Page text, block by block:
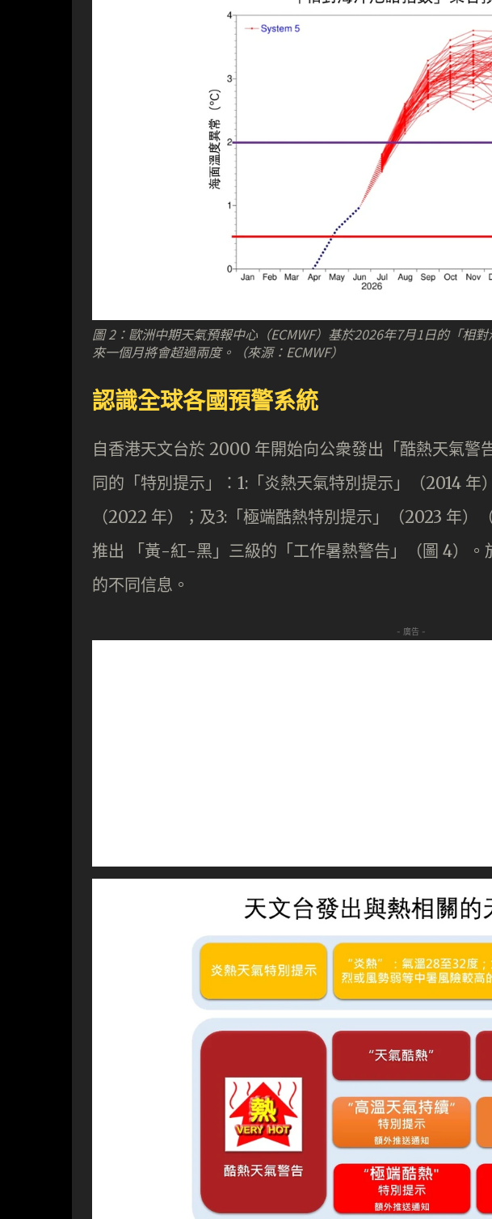
圖 2：歐洲中期天氣預報中心（ECMWF）基於2026年7月1日的「相
來一個月將會超過兩度。（來源：ECMWF）
認識全球各國預警系統
自香港天文台於 2000 年開始向公衆發出「酷熱天氣警
同的「特別提示」：1:「炎熱天氣特別提示」（2014 年
（2022 年）；及3:「極端酷熱特別提示」（2023 年）
推出 「黃-紅-黑」三級的「工作暑熱警告」（圖 4）。
的不同信息。
- 廣告 -